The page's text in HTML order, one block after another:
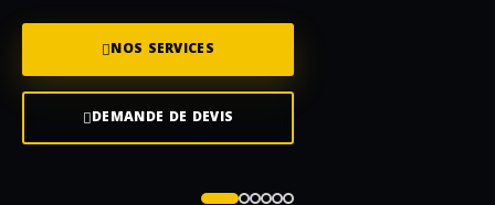
NOS SERVICES
DEMANDE DE DEVIS